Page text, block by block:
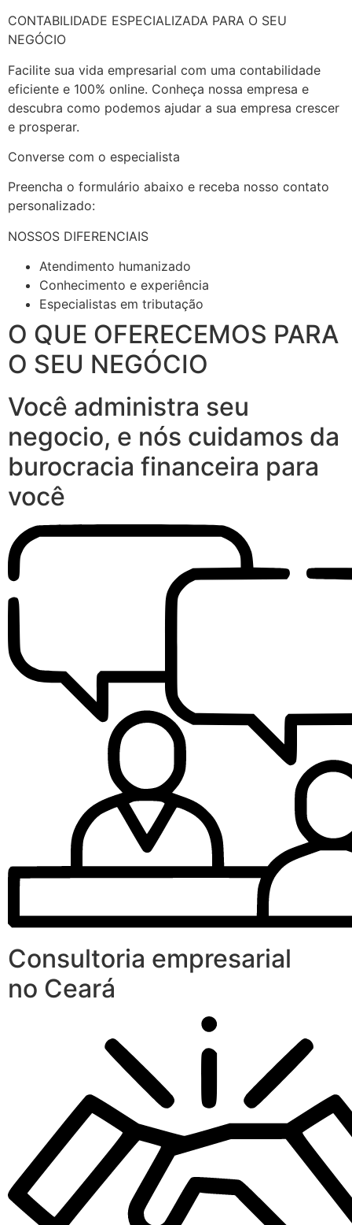
CONTABILIDADE ESPECIALIZADA PARA O SEU
NEGÓCIO
Facilite sua vida empresarial com uma contabilidade
eficiente e 100% online. Conheça nossa empresa e
descubra como podemos ajudar a sua empresa crescer
e prosperar.
Converse com o especialista
Preencha o formulário abaixo e receba nosso contato
personalizado:
NOSSOS DIFERENCIAIS
Atendimento humanizado
Conhecimento e experiência
Especialistas em tributação
O QUE OFERECEMOS PARA
O SEU NEGÓCIO
Você administra seu
negocio, e nós cuidamos da
burocracia financeira para
você
Consultoria empresarial
no Ceará